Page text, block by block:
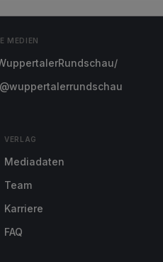
MEDIEN
@wuppertalerrundschau
VERLAG
Mediadaten
Team
Karriere
FAQ